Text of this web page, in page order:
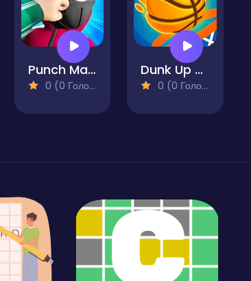
Punch Master!
0 (0 Голосів)
Dunk Up Basketball
0 (0 Голосів)